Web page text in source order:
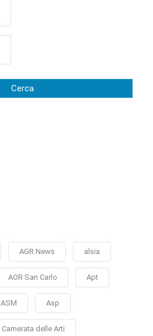
Cerca
AGR News alsia
AOR San Carlo Apt
ASM Asp
Camerata delle Arti